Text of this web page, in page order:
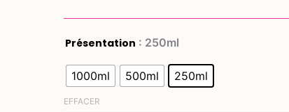
Présentation : 250ml
1000ml 500ml 250ml
EFFACER
Le
prix
prix
de
Lissage
Capillaire
(1L,
500